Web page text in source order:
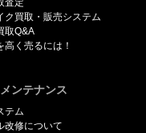
ク買取・販売システム
取Q&A
高く売るには！
ンテナンス
テム
改修について